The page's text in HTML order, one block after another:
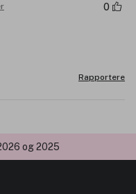
0
Rapportere
og 2025